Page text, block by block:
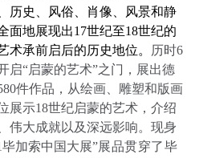
历史、风俗、肖像、风景和静
面地展现出17世纪至18世纪的
术承前启后的历史地位。
历时6
启“启蒙的艺术”之门，展出德
件作品，从绘画、雕塑和版画
展示18世纪启蒙的艺术，介绍
伟大成就以及深远影响。现身
毕加索中国大展”展品贯穿了毕